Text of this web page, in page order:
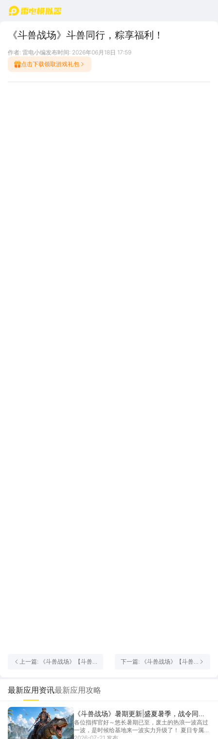
首页
《斗兽战场》斗兽同行，粽享福利！
作者: 雷电小编发布时间: 2026年06月18日 17:59
点击下载领取游戏礼包
上一篇: 《斗兽战场》【斗兽
下一篇: 《斗兽战场》【斗兽
最新应用资讯最新应用攻略
《斗兽战场》暑期更新|盛夏暑季，战令同
行！
各位指挥官好～悠长暑期已至，废土的热浪一波高过
一波，是时候给基地来一波实力升级了！ 夏日专属战